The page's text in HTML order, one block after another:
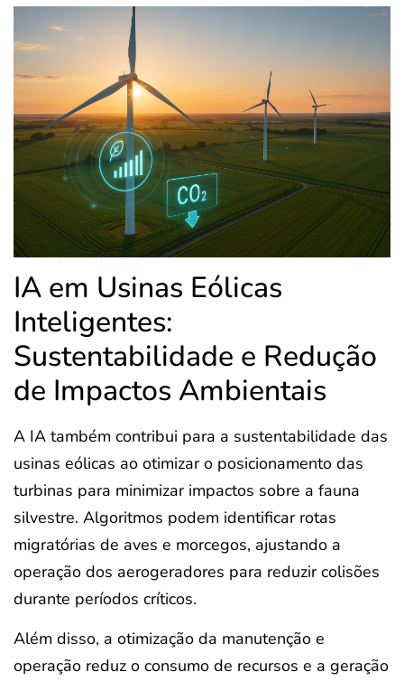
IA em Usinas Eólicas
Inteligentes:
Sustentabilidade e Redução
de Impactos Ambientais
A IA também contribui para a sustentabilidade das
usinas eólicas ao otimizar o posicionamento das
turbinas para minimizar impactos sobre a fauna
silvestre. Algoritmos podem identificar rotas
migratórias de aves e morcegos, ajustando a
operação dos aerogeradores para reduzir colisões
durante períodos críticos.
Além disso, a otimização da manutenção e
operação reduz o consumo de recursos e a geração